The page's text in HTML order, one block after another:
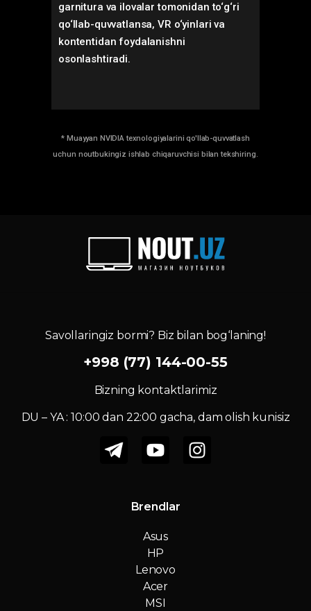
garnitura va ilovalar tomonidan to‘g‘ri
qo‘llab-quvvatlansa, VR o‘yinlari va
kontentidan foydalanishni
osonlashtiradi.
* Muayyan NVIDIA texnologiyalarini qo'llab-quvvatlash
uchun noutbukingiz ishlab chiqaruvchisi bilan tekshiring.
Savollaringiz bormi? Biz bilan bog‘laning!
+998 (77) 144-00-55
Bizning kontaktlarimiz
DU – YA : 10:00 dan 22:00 gacha, dam olish kunisiz
Brendlar
Asus
HP
Lenovo
Acer
MSI